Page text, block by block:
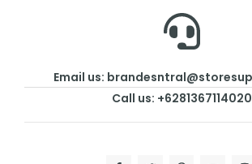
Email us:
Call us: +6281367114020